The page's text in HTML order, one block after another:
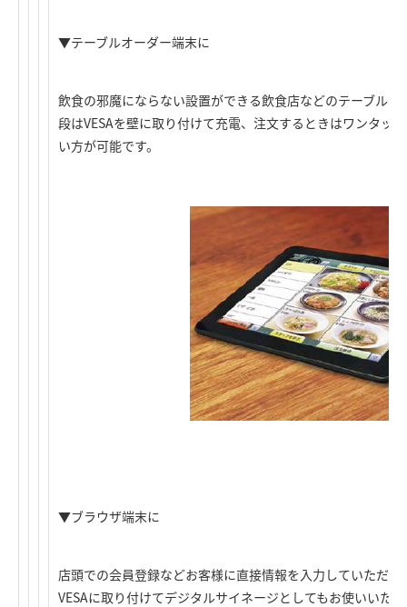
▼テーブルオーダー端末に
飲食の邪魔にならない設置ができる飲食店などのテーブル
段はVESAを壁に取り付けて充電、注文するときはワンタッ
い方が可能です。
▼ブラウザ端末に
店頭での会員登録などお客様に直接情報を入力していただ
VESAに取り付けてデジタルサイネージとしてもお使いいた